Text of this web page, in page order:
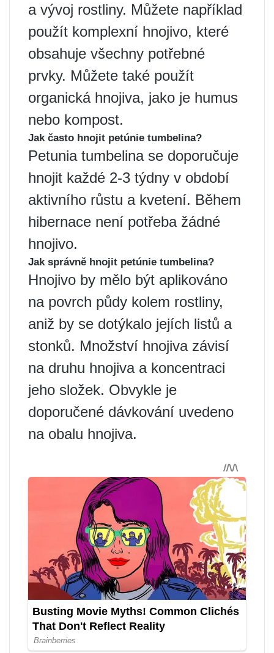
a vývoj rostliny. Můžete například
použít komplexní hnojivo, které
obsahuje všechny potřebné
prvky. Můžete také použít
organická hnojiva, jako je humus
nebo kompost.
Jak často hnojit petúnie tumbelina?
Petunia tumbelina se doporučuje
hnojit každé 2-3 týdny v období
aktivního růstu a kvetení. Během
hibernace není potřeba žádné
hnojivo.
Jak správně hnojit petúnie tumbelina?
Hnojivo by mělo být aplikováno
na povrch půdy kolem rostliny,
aniž by se dotýkalo jejích listů a
stonků. Množství hnojiva závisí
na druhu hnojiva a koncentraci
jeho složek. Obvykle je
doporučené dávkování uvedeno
na obalu hnojiva.